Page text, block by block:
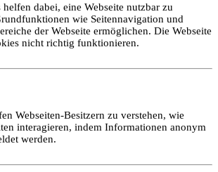
dabei, eine Webseite nutzbar zu
wie Seitennavigation und
der Webseite ermöglichen. Die Webseite
nicht richtig funktionieren.
Webseiten-Besitzern zu verstehen, wie
interagieren, indem Informationen anonym
werden.